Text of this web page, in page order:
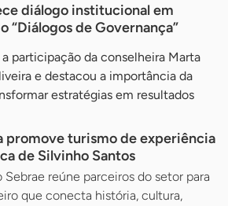
diálogo institucional em
“Diálogos de Governança”
participação da conselheira Marta
e destacou a importância da
estratégias em resultados
promove turismo de experiência
de Silvinho Santos
Sebrae reúne parceiros do setor para
que conecta história, cultura,